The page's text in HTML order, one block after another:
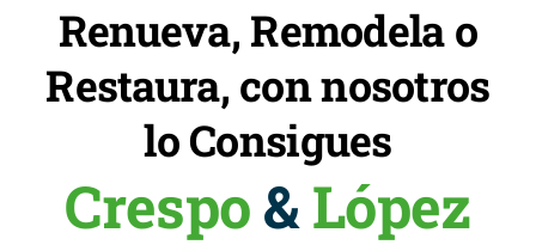
Renueva, Remodela o
Restaura, con nosotros
lo Consigues
Crespo&López